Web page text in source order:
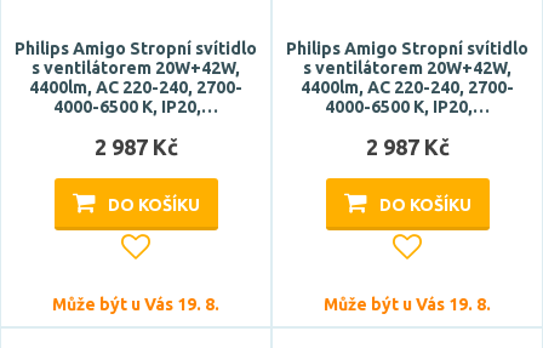
Philips Amigo Stropní svítidlo
s ventilátorem 20W+42W,
4400lm, AC 220-240, 2700-
4000-6500 K, IP20,…
2 987 Kč
DO KOŠÍKU
Může být u Vás 19. 8.
Philips Amigo Stropní svítidlo
s ventilátorem 20W+42W,
4400lm, AC 220-240, 2700-
4000-6500 K, IP20,…
2 987 Kč
DO KOŠÍKU
Může být u Vás 19. 8.